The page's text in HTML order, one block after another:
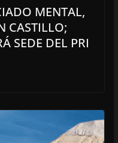
MENTAL,
CASTILLO;
SEDE DEL PRI